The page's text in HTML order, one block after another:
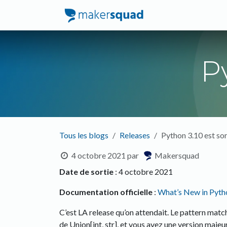
Tous les blogs Releases Python 3.10 est
4 octobre 2021 par
Makersquad
Date de sortie : 4 octobre 2021
Documentation officielle : What’s New in
C’est LA release qu’on attendait. Le pattern
de Union[int, str], et vous avez une version